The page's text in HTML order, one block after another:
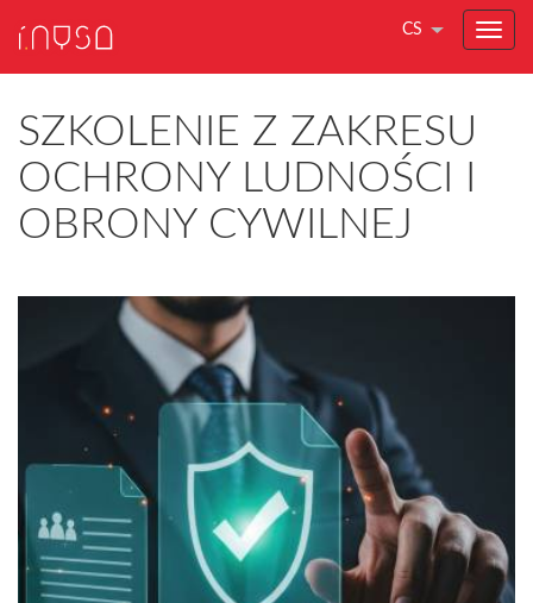
CS
SZKOLENIE Z ZAKRESU
OCHRONY LUDNOŚCI I
OBRONY CYWILNEJ